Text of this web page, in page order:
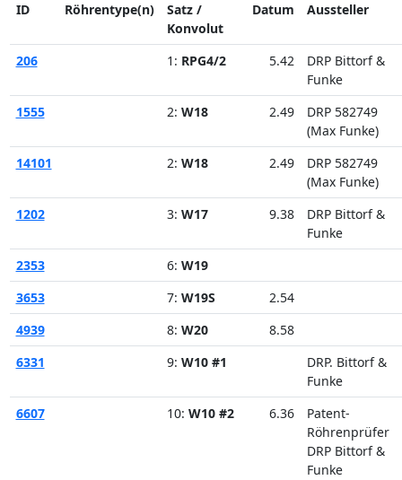
ID Röhrentype(n)
Satz /
Konvolut
Datum Aussteller
206 1: RPG4/2 5.42
DRP Bittorf &
Funke
1555 2: W18 2.49
DRP 582749
(Max Funke)
14101 2: W18 2.49
DRP 582749
(Max Funke)
1202 3: W17 9.38
DRP Bittorf &
Funke
2353 6: W19
3653
7: W19S 2.54
4939
8: W20 8.58
6331
9: W10 #1
DRP. Bittorf &
Funke
6607
10: W10 #2 6.36
Patent-
Röhrenprüfer
DRP Bittorf &
Funke